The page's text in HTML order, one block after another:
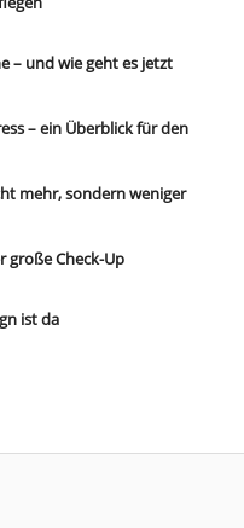
– und wie geht es jetzt
– ein Überblick für den
mehr, sondern weniger
große Check-Up
ist da